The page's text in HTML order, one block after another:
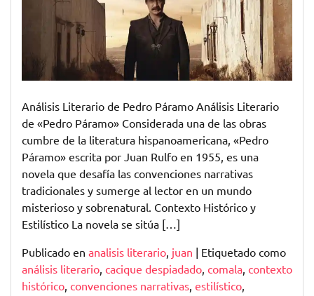
Explorando
la
Obra
Maestra
Rulfo
Análisis Literario de Pedro Páramo Análisis Literario
de «Pedro Páramo» Considerada una de las obras
cumbre de la literatura hispanoamericana, «Pedro
Páramo» escrita por Juan Rulfo en 1955, es una
novela que desafía las convenciones narrativas
tradicionales y sumerge al lector en un mundo
misterioso y sobrenatural. Contexto Histórico y
Estilístico La novela se sitúa […]
Publicado en analisis literario, juan | Etiquetado como
análisis literario, cacique despiadado, comala, contexto
histórico, convenciones narrativas, estilístico,